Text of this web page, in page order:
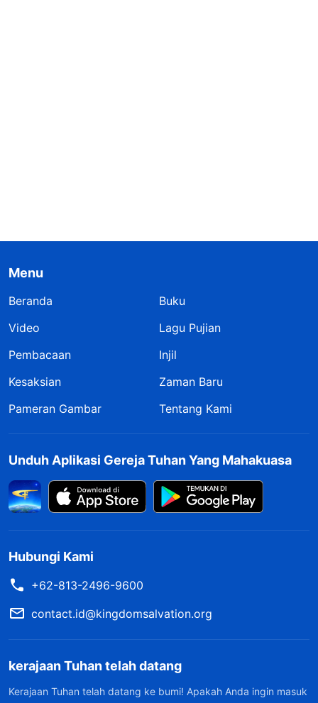
Menu
Beranda
Buku
Video
Lagu Pujian
Pembacaan
Injil
Kesaksian
Zaman Baru
Pameran Gambar
Tentang Kami
Unduh Aplikasi Gereja Tuhan Yang Mahakuasa
Hubungi Kami
+62-813-2496-9600
contact.id@kingdomsalvation.org
kerajaan Tuhan telah datang
Kerajaan Tuhan telah datang ke bumi! Apakah Anda ingin masuk